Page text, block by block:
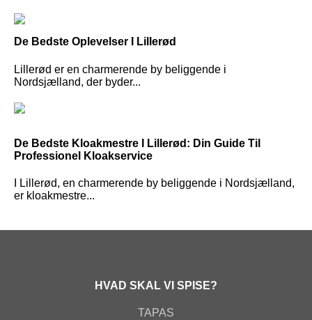
De Bedste Oplevelser I Lillerød
Lillerød er en charmerende by beliggende i
Nordsjælland, der byder...
De Bedste Kloakmestre I Lillerød: Din Guide Til
Professionel Kloakservice
I Lillerød, en charmerende by beliggende i Nordsjælland,
er kloakmestre...
HVAD SKAL VI SPISE?
TAPAS